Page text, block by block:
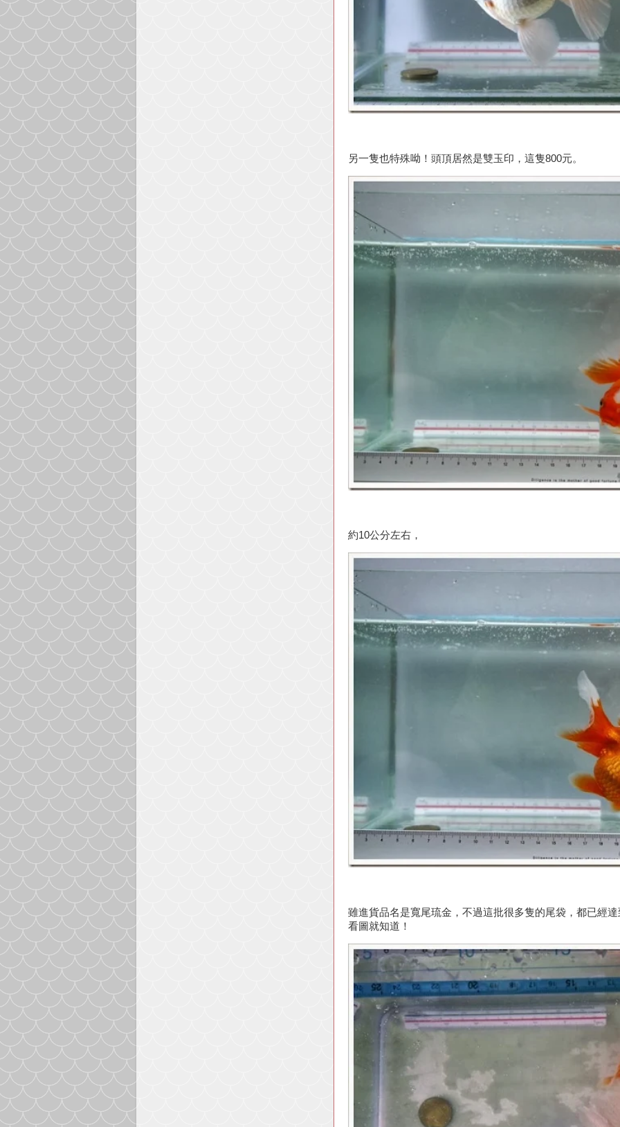
另一隻也特殊呦！頭頂居然是雙玉印，這隻800元。
約10公分左右，
雖進貨品名是寬尾琉金，不過這批很多隻的尾袋，都已經
看圖就知道！